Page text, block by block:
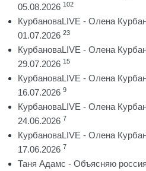
05.08.2026 102
КурбановаLIVE - Олена
01.07.2026 23
КурбановаLIVE - Олена
29.07.2026 15
КурбановаLIVE - Олена
16.07.2026 9
КурбановаLIVE - Олена
24.06.2026 7
КурбановаLIVE - Олена
17.06.2026 7
Таня Адамс - Объясняю